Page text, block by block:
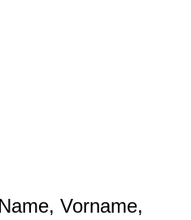
Vorname,